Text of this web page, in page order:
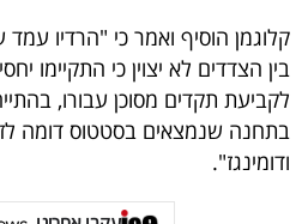
מייל
אדום
פרסמו
קלוגמן הוסיף ואמר כי "הרדיו
בין הצדדים לא יצוין כי התקיימו
לקביעת תקדים מסוכן עבורו,
בתחנה שנמצאים בסטטוס דומה
ודומינגז".